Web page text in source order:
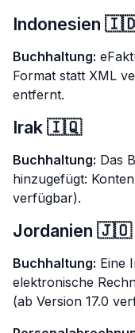
Indonesien
Buchhaltung:
Format statt XML
entfernt.
Irak 🇮🇶
Buchhaltung: Das
hinzugefügt:
verfügbar).
Jordanien 🇯🇴
Buchhaltung: Eine
elektronische
(ab Version 17.0